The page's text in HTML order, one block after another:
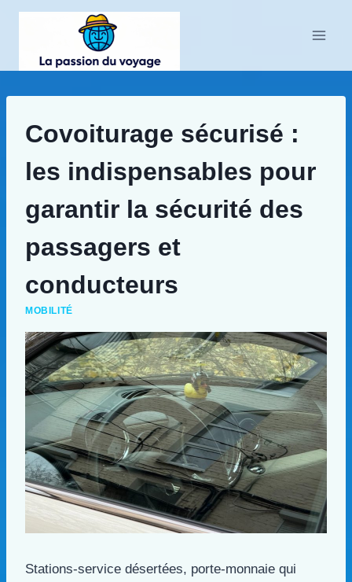
Aller
contenu
Covoiturage sécurisé :
les indispensables pour
garantir la sécurité des
passagers et
conducteurs
MOBILITÉ
Stations-service désertées, porte-monnaie qui